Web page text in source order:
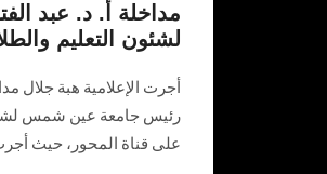
مداخلة أ. د. عبد
لشئون التعليم والطلاب ببرنامج ٩٠
أجرت الإعلامية هبة جلال
على قناة المحور، حيث